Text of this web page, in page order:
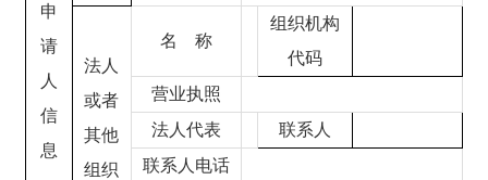
申
请
人
信
息
法人
或者
其他
组织
名 称
组织机构
代码
营业执照
法人代表
联系人
联系人电话